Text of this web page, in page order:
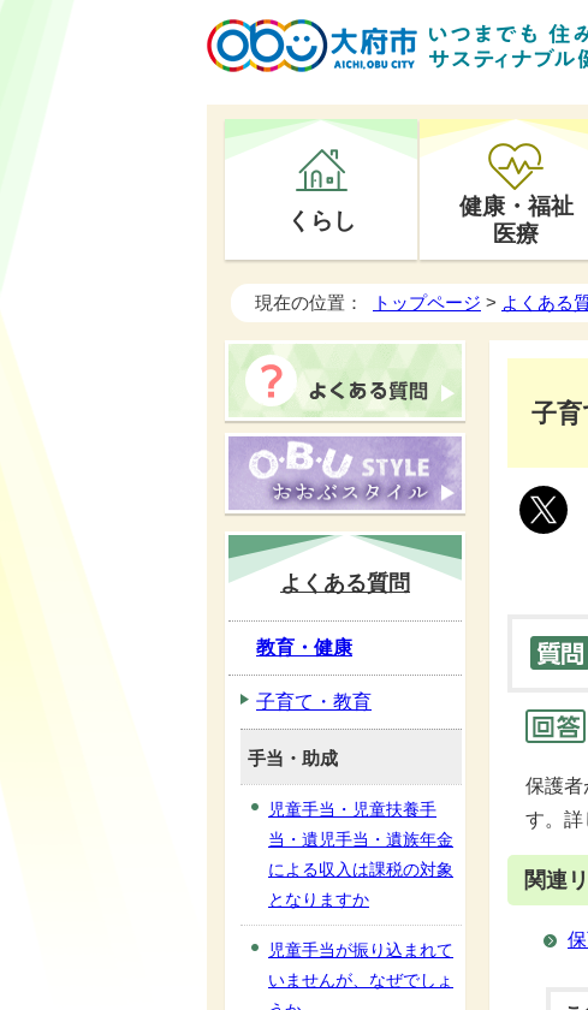
くらし
健康・福祉
医療
現在の位置： トップページ > よくある
子育
保護者
す。詳
関連
よくある質問
教育・健康
子育て・教育
手当・助成
児童手当・児童扶養手
当・遺児手当・遺族年金
による収入は課税の対象
となりますか
児童手当が振り込まれて
いませんが、なぜでしょ